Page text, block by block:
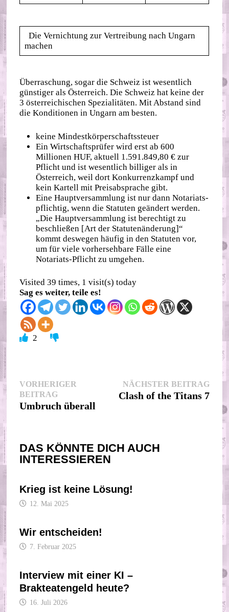
Die Vernichtung zur Vertreibung nach Ungarn
machen
Überraschung, sogar die Schweiz ist wesentlich
günstiger als Österreich. Die Schweiz hat keine der
3 österreichischen Spezialitäten. Mit Abstand sind
die Konditionen in Ungarn am besten.
keine Mindestkörperschaftssteuer
Ein Wirtschaftsprüfer wird erst ab 600
Millionen HUF, aktuell 1.591.849,80 € zur
Pflicht und ist wesentlich billiger als in
Österreich, weil dort Konkurrenzkampf und
kein Kartell mit Preisabsprache gibt.
Eine Hauptversammlung ist nur dann Notariats-
pflichtig, wenn die Statuten geändert werden.
„Die Hauptversammlung ist berechtigt zu
beschließen [Art der Statutenänderung]“
kommt deswegen häufig in den Statuten vor,
um für viele vorhersehbare Fälle eine
Notariats-Pflicht zu umgehen.
Visited 39 times, 1 visit(s) today
Sag es weiter, teile es!
2
Beitragsnavigation
VORHERIGER
BEITRAGVorheriger
Beitrag:
Umbruch überall
NÄCHSTER BEITRAG
Clash of the Titans 7
DAS KÖNNTE DICH AUCH
INTERESSIEREN
Krieg ist keine Lösung!
12. Mai 2025
Wir entscheiden!
7. Februar 2025
Interview mit einer KI –
Brakteatengeld heute?
16. Juli 2026